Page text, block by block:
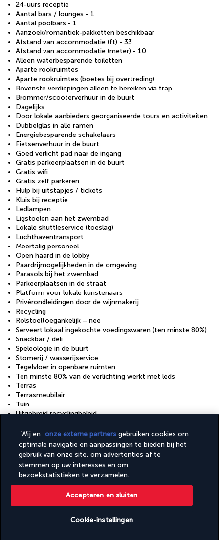
24-uurs receptie
Aantal bars / lounges - 1
Aantal poolbars - 1
Aanzoek/romantiek-pakketten beschikbaar
Afstand van accommodatie (ft) - 33
Afstand van accommodatie (meter) - 10
Alleen waterbesparende toiletten
Aparte rookruimtes
Aparte rookruimtes (boetes bij overtreding)
Bovenste verdiepingen alleen te bereiken via trap
Brommer/scooterverhuur in de buurt
Dagelijks
Door lokale aanbieders georganiseerde tours en activiteiten
Dubbelglas in alle ramen
Energiebesparende schakelaars
Fietsenverhuur in de buurt
Goed verlicht pad naar de ingang
Gratis parkeerplaatsen in de buurt
Gratis wifi
Gratis zelf parkeren
Hulp bij uitstapjes / tickets
Kluis bij receptie
Ledlampen
Ligstoelen aan het zwembad
Lokale shuttleservice (toeslag)
Luchthaventransport
Meertalig personeel
Open haard in de lobby
Paardrijmogelijkheden in de omgeving
Parasols bij het zwembad
Parkeerplaatsen in de straat
Platform voor lokale kunstenaars
Privérondleidingen door de wijnmakerij
Recycling
Rolstoeltoegankelijk – nee
Serveert lokaal ingekochte voedingswaren (ten minste 80%)
Snackbar / deli
Speleologie in de buurt
Stomerij / wasserijservice
Tegelvloer in openbare ruimten
Ten minste 80% van de verlichting werkt met leds
Terras
Terrasmeubilair
Tuin
Uitgebreid recyclingbeleid
Faciliteiten
Seizoensgebonden buitenzwembad
Pension
Gratis ontbijt
Gratis ontbijtbuffet
Nuttige informatie
Wij en onze externe partners gebruiken cookies om
optimale navigatie en aanpassingen te bieden bij het
gebruik van onze site, om advertenties af te
stemmen op uw interesses en om
bezoekstatistieken te verzamelen.
Cookie-instellingen
Accepteren en sluiten